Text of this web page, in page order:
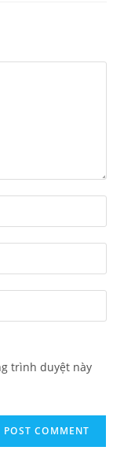
trình duyệt này